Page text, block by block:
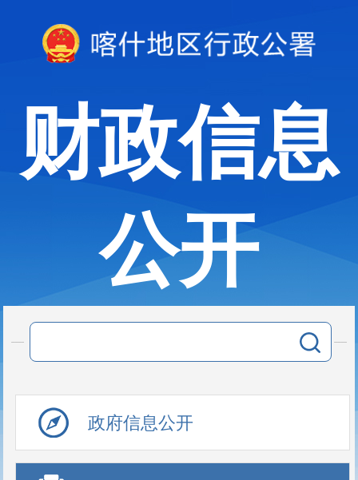
财政信息
公开
政府信息公开